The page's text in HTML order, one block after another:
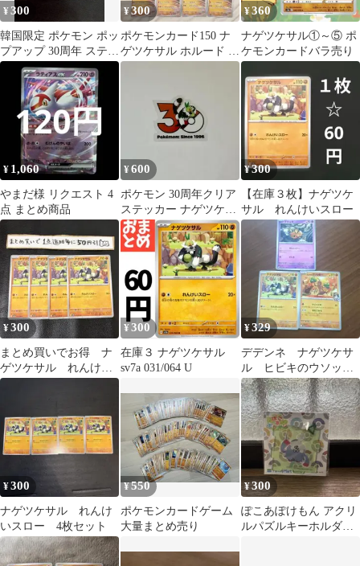
¥300
韓国限定 ポケモン ポッ
プアップ 30周年 ステッ
カー ナゲツケサル
¥300
ポケモンカード150 ナ
ゲツケサル ホルード チ
ヲハウハネ
¥360
ナゲツケサル①～⑤ ポ
ケモンカードバラ売り
¥ 1,060
やまだ様 リクエスト 4
点 まとめ商品
¥600
ポケモン 30周年クリア
ステッカー ナゲツケサ
ル 中国限定
¥300
【在庫３枚】ナゲツケ
サル れんけいスロー
¥300
まとめ買いでお得 ナ
ゲツケサル れんけい
スロー
¥ 300
在庫３ ナゲツケサル
sv7a 031/064 U
¥329
デデンネ ナゲツケサ
ル ヒビキのウソッキ
ー セット
¥300
ナゲツケサル れんけ
いスロー 4枚セット
¥550
ポケモンカードゲーム
大量まとめ売り
¥300
ぽこあぽけもん アクリ
ルパズルキーホルダー